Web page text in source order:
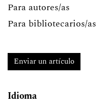
Para autores/as
Para bibliotecarios/as
Enviar un artículo
Idioma